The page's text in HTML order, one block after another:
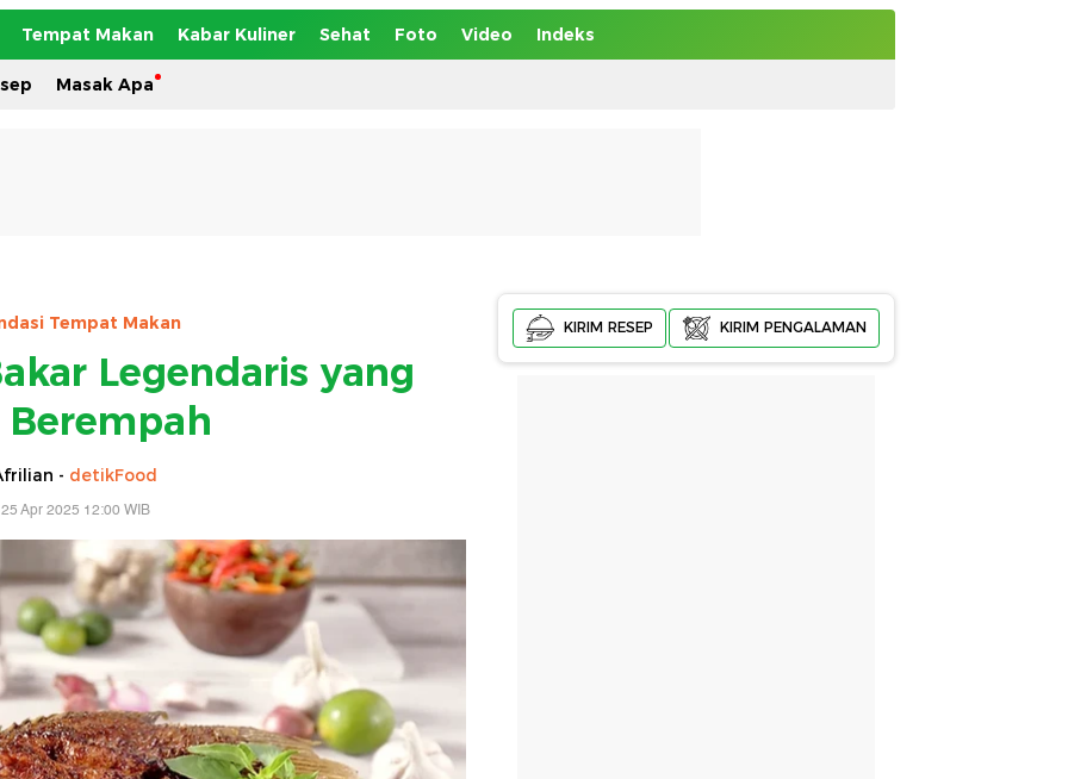
Tempat Makan Kabar Kuliner Sehat Foto Video Indeks
Masak Apa
Tempat Makan
Legendaris yang
Berempah
- detikFood
Apr 2025 12:00 WIB
KIRIM RESEP KIRIM PENGALAMAN